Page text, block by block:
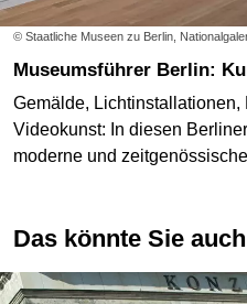
© Staatliche Museen zu Berlin,
Museumsführer Berlin:
Gemälde, Lichtinstallationen,
Videokunst: In diesen
moderne und
Das könnte Sie